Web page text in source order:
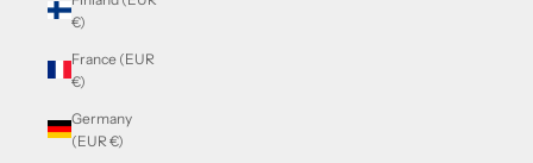
€)
France (EUR
€)
Germany
(EUR €)